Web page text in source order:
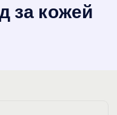
за кожей